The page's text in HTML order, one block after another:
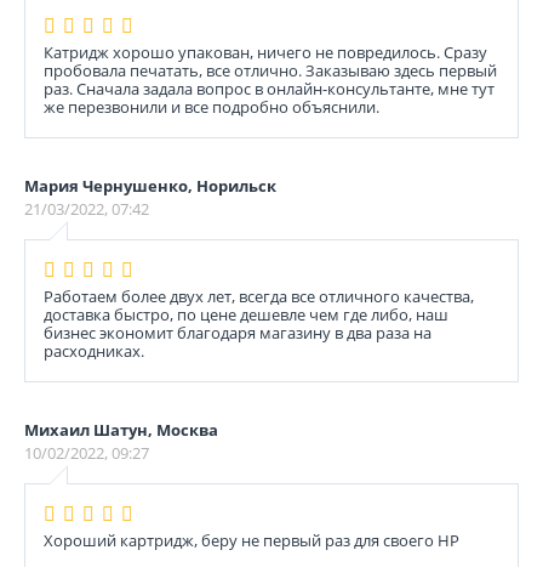
Катридж хорошо упакован, ничего не повредилось. Сразу
пробовала печатать, все отлично. Заказываю здесь первый
раз. Сначала задала вопрос в онлайн-консультанте, мне тут
же перезвонили и все подробно объяснили.
Мария Чернушенко, Норильск
21/03/2022, 07:42
Работаем более двух лет, всегда все отличного качества,
доставка быстро, по цене дешевле чем где либо, наш
бизнес экономит благодаря магазину в два раза на
расходниках.
Михаил Шатун, Москва
10/02/2022, 09:27
Хороший картридж, беру не первый раз для своего НР